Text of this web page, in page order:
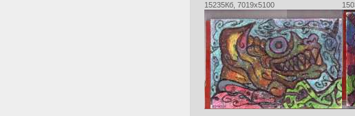
15235Кб, 7019x5100